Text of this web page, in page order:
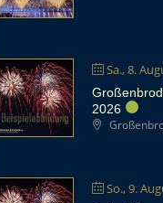
Sa., 8.
2026
So., 9.